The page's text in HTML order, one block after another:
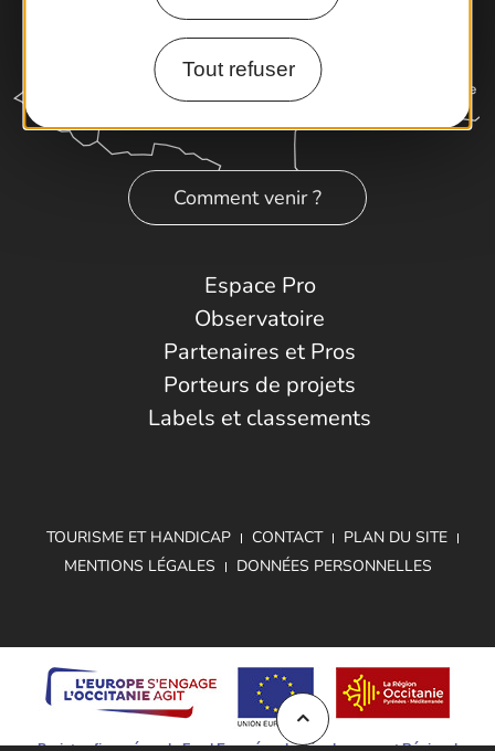
Tout refuser
Comment venir ?
Espace Pro
Observatoire
Partenaires et Pros
Porteurs de projets
Labels et classements
TOURISME ET HANDICAP CONTACT
PLAN DU SITE
MENTIONS LÉGALES
DONNÉES PERSONNELLES